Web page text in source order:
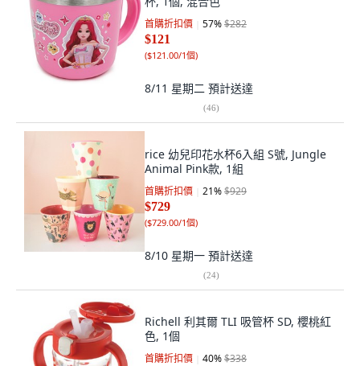
首購折扣價 57%$282
$121
($121.00/1個)
8/11 星期二 預計送達
(46)
rice 幼兒印花水杯6入組 S號, Jungle
Animal Pink款, 1組
首購折扣價 21%$929
$729
($729.00/1個)
8/10 星期一 預計送達
(24)
Richell 利其爾 TLI 吸管杯 SD, 櫻桃紅
色, 1個
首購折扣價 40%$338